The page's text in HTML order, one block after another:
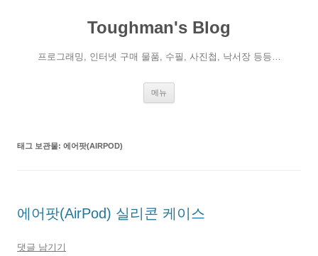
Toughman's Blog
프로그래밍, 인터넷 구매 물품, 수필, 사진첩, 낙서장 등등…
메뉴
태그 보관물: 에어팟(AIRPOD)
에어팟(AirPod) 실리콘 케이스
댓글 남기기